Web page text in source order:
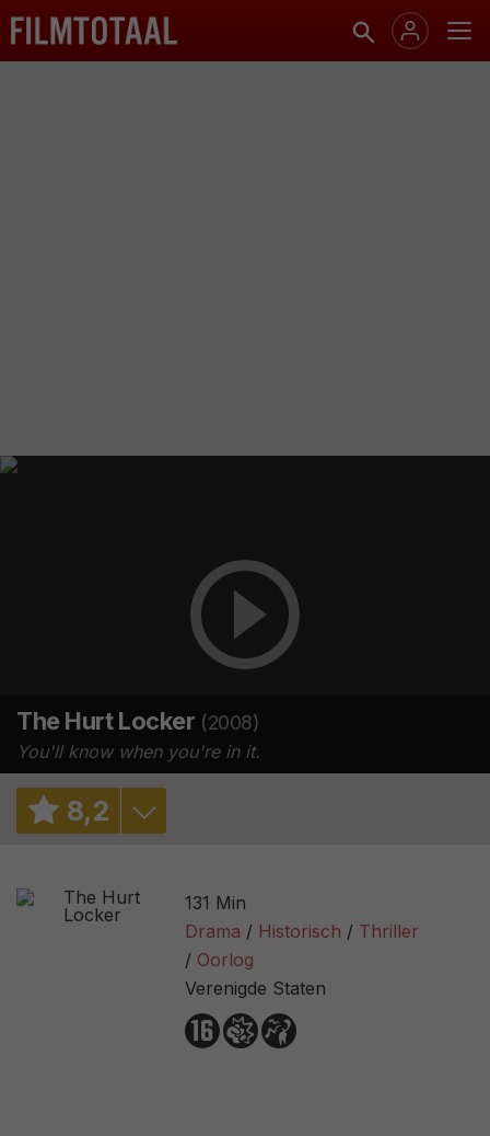
The Hurt Locker (2008)
You'll know when you're in it.
8,2
7,5/ 497359
96% / 288
95/ 37
131 Min
Drama
Historisch
Thriller
Oorlog
Verenigde Staten